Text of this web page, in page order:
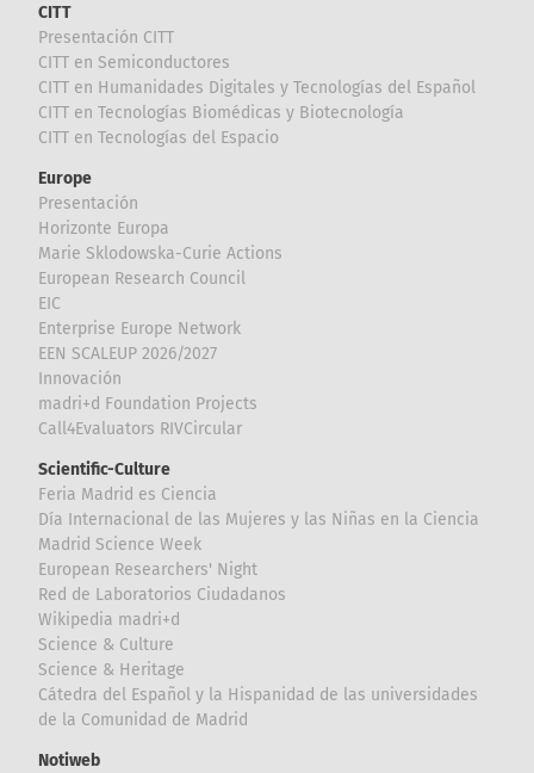
CITT
Presentación CITT
CITT en Semiconductores
CITT en Humanidades Digitales y Tecnologías del Español
CITT en Tecnologías Biomédicas y Biotecnología
CITT en Tecnologías del Espacio
Europe
Presentación
Horizonte Europa
Marie Sklodowska-Curie Actions
European Research Council
EIC
Enterprise Europe Network
EEN SCALEUP 2026/2027
Innovación
madri+d Foundation Projects
Call4Evaluators RIVCircular
Scientific-Culture
Feria Madrid es Ciencia
Día Internacional de las Mujeres y las Niñas en la Ciencia
Madrid Science Week
European Researchers' Night
Red de Laboratorios Ciudadanos
Wikipedia madri+d
Science & Culture
Science & Heritage
Cátedra del Español y la Hispanidad de las universidades
de la Comunidad de Madrid
Notiweb